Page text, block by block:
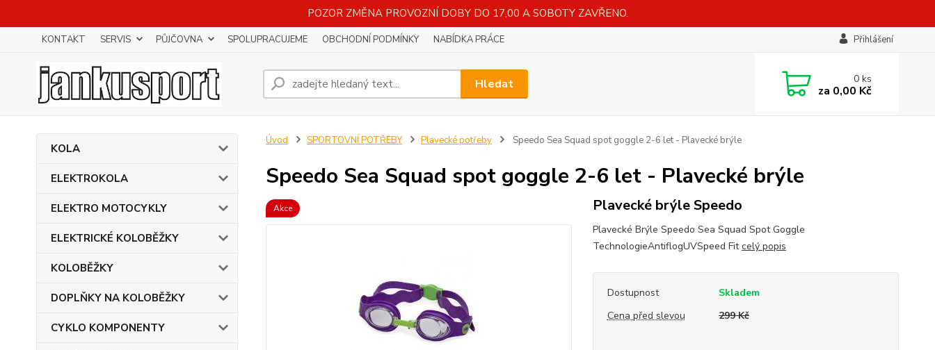
POZOR ZMĚNA PROVOZNÍ DOBY DO 17,00 A SOBOTY ZAVŘENO.
KONTAKT SERVIS PŮJČOVNA SPOLUPRACUJEME OBCHODNÍ PODMÍNKY NABÍDKA PRÁCE Přihlášení
Hledat 0ks
za 0,00 Kč
KOLA
ELEKTROKOLA
ELEKTRO MOTOCYKLY
ELEKTRICKÉ KOLOBĚŽKY
KOLOBĚŽKY
DOPLŇKY NA KOLOBĚŽKY
CYKLO KOMPONENTY
Úvod SPORTOVNÍ POTŘEBY Plavecké potřeby Speedo Sea Squad spot goggle 2-6 let - Plavecké brýle
Speedo Sea Squad spot goggle 2-6 let - Plavecké brýle
Akce Plavecké brýle Speedo
Plavecké Brýle Speedo Sea Squad Spot Goggle
TechnologieAntiflogUVSpeed Fitcelý popis
Dostupnost
Skladem
Cena před slevou
299 Kč